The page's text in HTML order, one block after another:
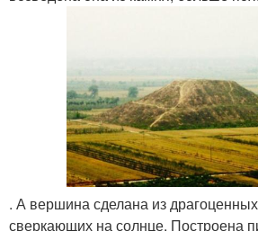
. А вершина сделана из
сверкающих на солнце. Построена